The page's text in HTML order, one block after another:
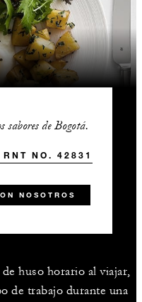
sabores de Bogotá.
NO. 42831
NOSOTROS
huso horario al viajar,
de trabajo durante una